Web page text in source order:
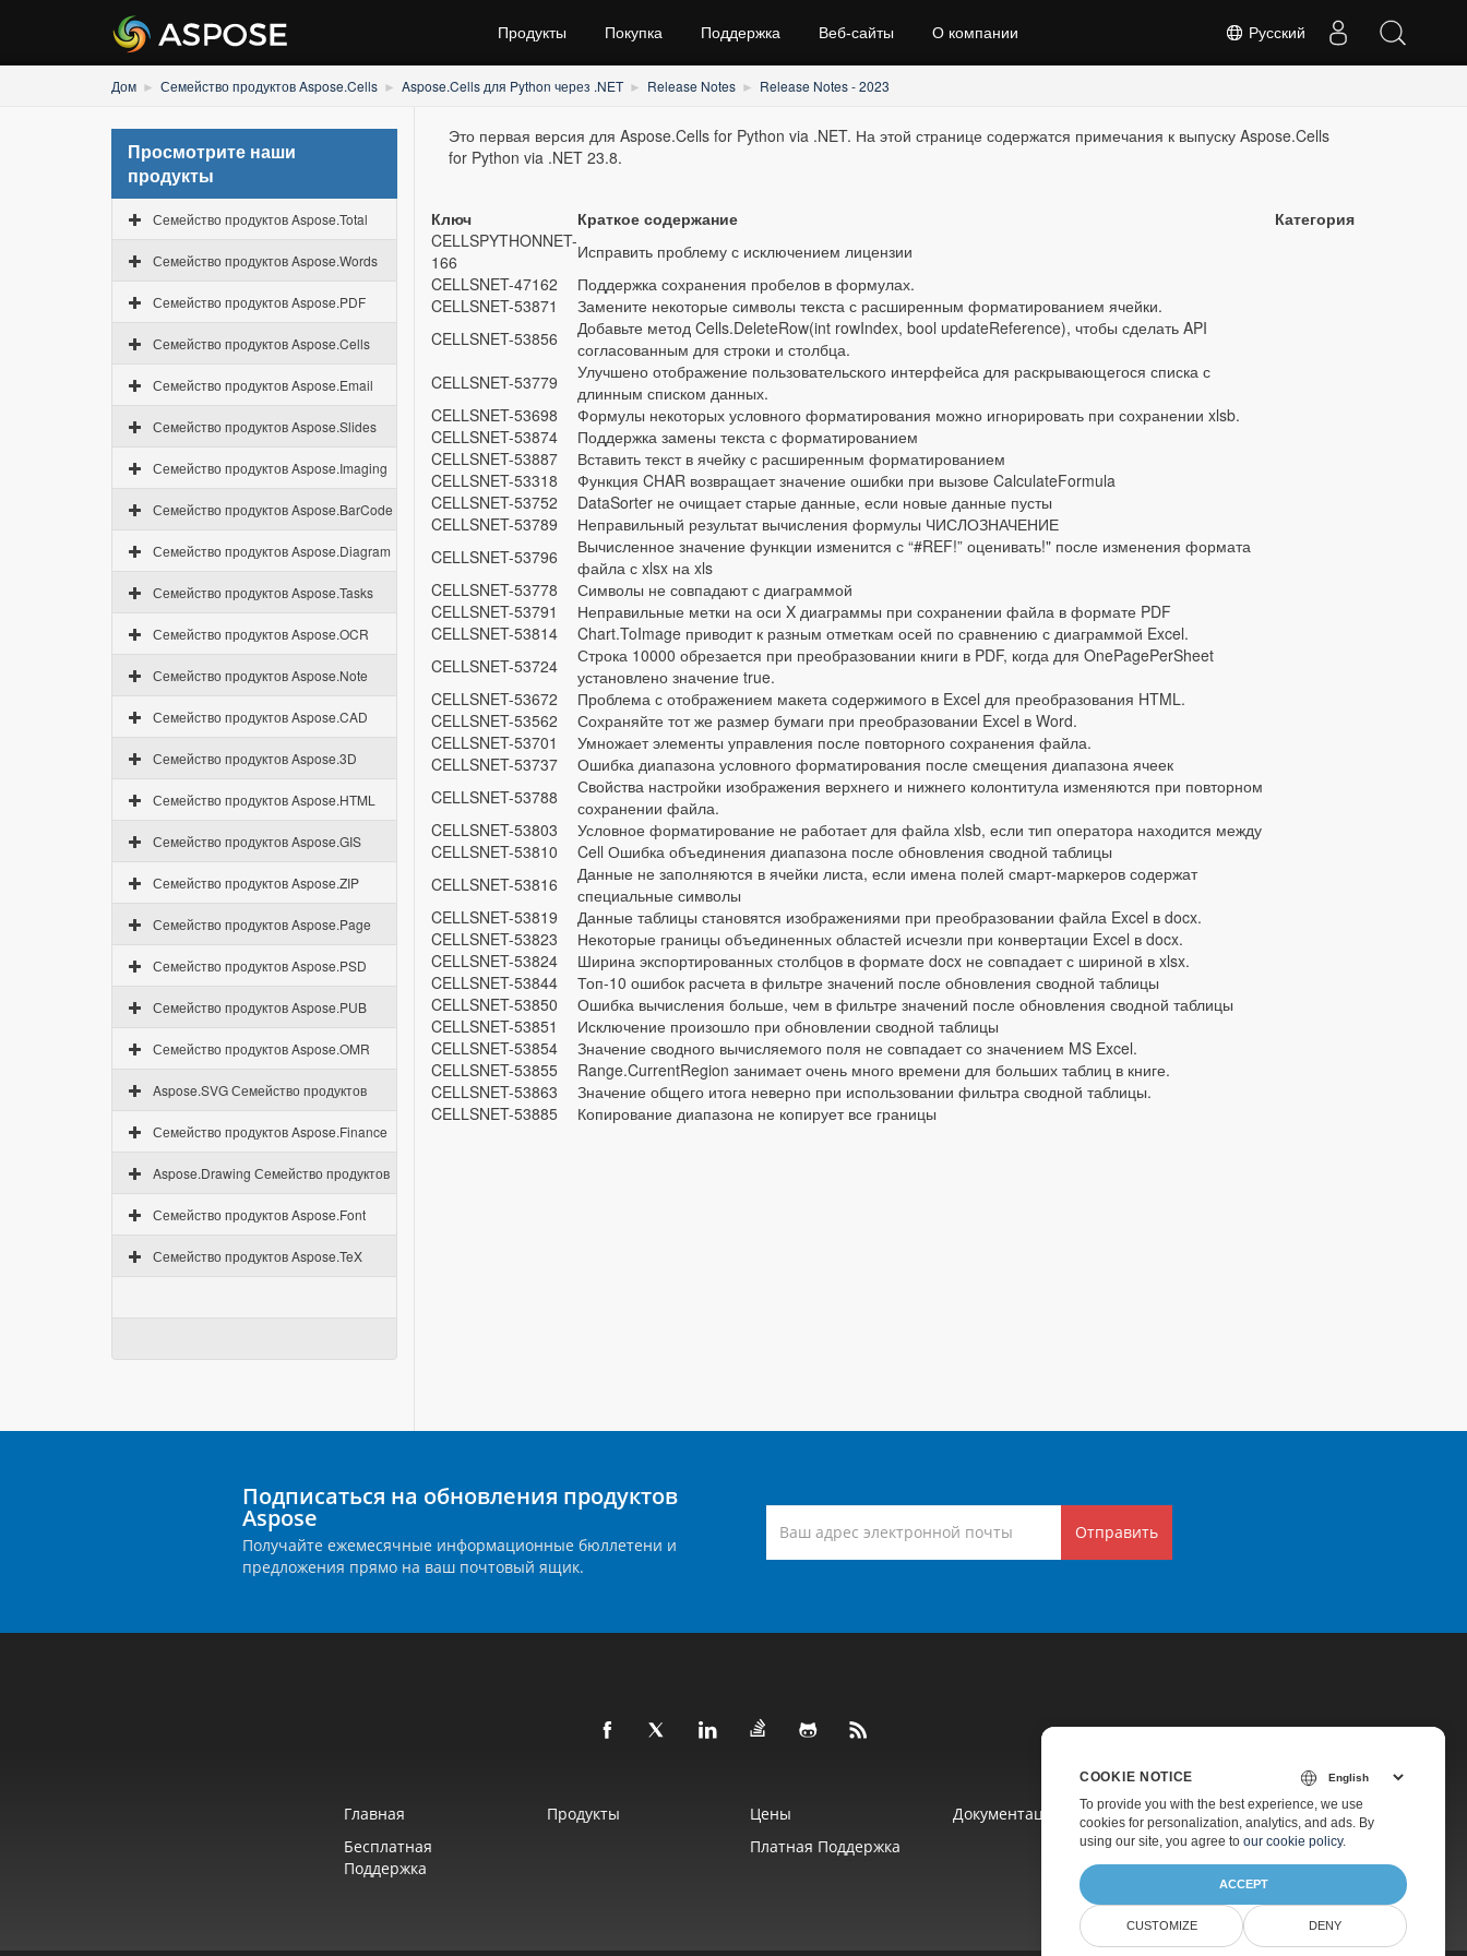
Русский
Продукты Покупка Поддержка Веб‑сайты О компании
Дом Семейство продуктов Aspose.Cells Aspose.Cells для Python через .NET Release Notes Release Notes - 2023
Просмотрите наши
продукты
Семейство продуктов Aspose.Total
Семейство продуктов Aspose.Words
Семейство продуктов Aspose.PDF
Семейство продуктов Aspose.Cells
Семейство продуктов Aspose.Email
Семейство продуктов Aspose.Slides
Семейство продуктов Aspose.Imaging
Семейство продуктов Aspose.BarCode
Семейство продуктов Aspose.Diagram
Семейство продуктов Aspose.Tasks
Семейство продуктов Aspose.OCR
Семейство продуктов Aspose.Note
Семейство продуктов Aspose.CAD
Семейство продуктов Aspose.3D
Семейство продуктов Aspose.HTML
Семейство продуктов Aspose.GIS
Семейство продуктов Aspose.ZIP
Семейство продуктов Aspose.Page
Семейство продуктов Aspose.PSD
Семейство продуктов Aspose.PUB
Семейство продуктов Aspose.OMR
Aspose.SVG Семейство продуктов
Семейство продуктов Aspose.Finance
Aspose.Drawing Семейство продуктов
Семейство продуктов Aspose.Font
Семейство продуктов Aspose.TeX
Это первая версия для Aspose.Cells for Python via .NET. На этой странице содержатся примечания к выпуску Aspose.Cells
for Python via .NET 23.8.
Ключ Краткое содержание
Категория
CELLSPYTHONNET-
166
Исправить проблему с исключением лицензии
CELLSNET-47162
Поддержка сохранения пробелов в формулах.
CELLSNET-53871
Замените некоторые символы текста с расширенным форматированием ячейки.
CELLSNET-53856
Добавьте метод Cells.DeleteRow(int rowIndex, bool updateReference), чтобы сделать API
согласованным для строки и столбца.
CELLSNET-53779
Улучшено отображение пользовательского интерфейса для раскрывающегося списка с
длинным списком данных.
CELLSNET-53698
Формулы некоторых условного форматирования можно игнорировать при сохранении xlsb.
CELLSNET-53874
Поддержка замены текста с форматированием
CELLSNET-53887
Вставить текст в ячейку с расширенным форматированием
CELLSNET-53318
Функция CHAR возвращает значение ошибки при вызове CalculateFormula
CELLSNET-53752
DataSorter не очищает старые данные, если новые данные пусты
CELLSNET-53789
Неправильный результат вычисления формулы ЧИСЛОЗНАЧЕНИЕ
CELLSNET-53796
Вычисленное значение функции изменится с “#REF!” оценивать!" после изменения формата
файла с xlsx на xls
CELLSNET-53778
Символы не совпадают с диаграммой
CELLSNET-53791
Неправильные метки на оси X диаграммы при сохранении файла в формате PDF
CELLSNET-53814
Chart.ToImage приводит к разным отметкам осей по сравнению с диаграммой Excel.
CELLSNET-53724
Строка 10000 обрезается при преобразовании книги в PDF, когда для OnePagePerSheet
установлено значение true.
CELLSNET-53672
Проблема с отображением макета содержимого в Excel для преобразования HTML.
CELLSNET-53562
Сохраняйте тот же размер бумаги при преобразовании Excel в Word.
CELLSNET-53701
Умножает элементы управления после повторного сохранения файла.
CELLSNET-53737
Ошибка диапазона условного форматирования после смещения диапазона ячеек
CELLSNET-53788
Свойства настройки изображения верхнего и нижнего колонтитула изменяются при повторном
сохранении файла.
CELLSNET-53803
Условное форматирование не работает для файла xlsb, если тип оператора находится между
CELLSNET-53810
Cell Ошибка объединения диапазона после обновления сводной таблицы
CELLSNET-53816
Данные не заполняются в ячейки листа, если имена полей смарт-маркеров содержат
специальные символы
CELLSNET-53819
Данные таблицы становятся изображениями при преобразовании файла Excel в docx.
CELLSNET-53823
Некоторые границы объединенных областей исчезли при конвертации Excel в docx.
CELLSNET-53824
Ширина экспортированных столбцов в формате docx не совпадает с шириной в xlsx.
CELLSNET-53844
Топ-10 ошибок расчета в фильтре значений после обновления сводной таблицы
CELLSNET-53850
Ошибка вычисления больше, чем в фильтре значений после обновления сводной таблицы
CELLSNET-53851
Исключение произошло при обновлении сводной таблицы
CELLSNET-53854
Значение сводного вычисляемого поля не совпадает со значением MS Excel.
CELLSNET-53855
Range.CurrentRegion занимает очень много времени для больших таблиц в книге.
CELLSNET-53863
Значение общего итога неверно при использовании фильтра сводной таблицы.
CELLSNET-53885
Копирование диапазона не копирует все границы
Подписаться на обновления продуктов
Aspose
Получайте ежемесячные информационные бюллетени и
предложения прямо на ваш почтовый ящик.
Отправить
Главная Продукты Цены
Документация
Бесплатная
Поддержка
Платная Поддержка
COOKIE NOTICE
To provide you with the best experience, we use
cookies for personalization, analytics, and ads. By
using our site, you agree to our cookie policy.
ACCEPT
CUSTOMIZE DENY